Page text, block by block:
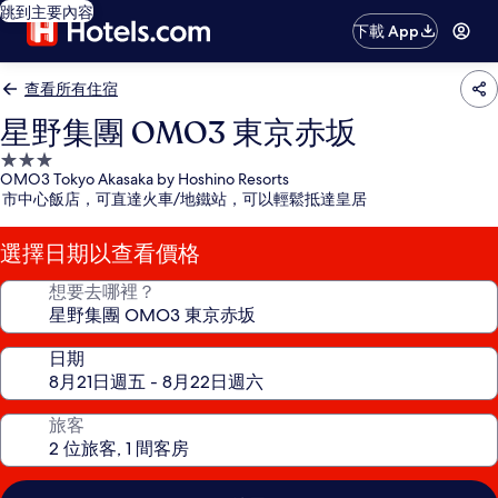
跳到主要內容
下載 App
查看所有住宿
星野集團 OMO3 東京赤坂
3.0
星
級
住
宿
OMO3 Tokyo Akasaka by Hoshino Resorts
市中心飯店，可直達火車/地鐵站，可以輕鬆抵達皇居
選擇日期以查看價格
想要去哪裡？
日期
旅客